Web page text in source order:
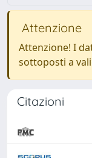
Attenzione
Attenzione! I
sottoposti a
Citazioni